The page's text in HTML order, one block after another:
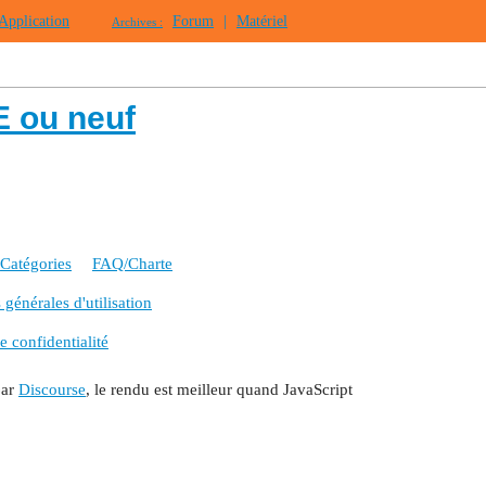
Archives : Forum Matériel
ou neuf
Catégories FAQ/Charte
d'utilisation
confidentialité
Discourse, le rendu est meilleur quand JavaScript